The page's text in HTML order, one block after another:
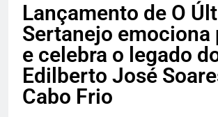
Lançamento de O
Sertanejo emociona
e celebra o legado
Edilberto José
Cabo Frio